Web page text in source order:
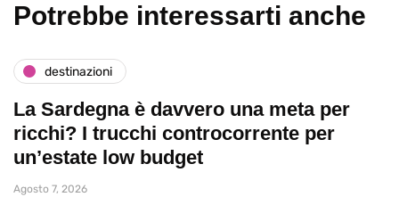
Potrebbe interessarti anche
destinazioni
La Sardegna è davvero una meta per
ricchi? I trucchi controcorrente per
un’estate low budget
Agosto 7, 2026